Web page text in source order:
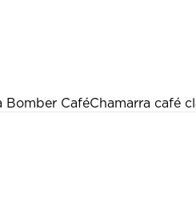
Bomber CaféChamarra café